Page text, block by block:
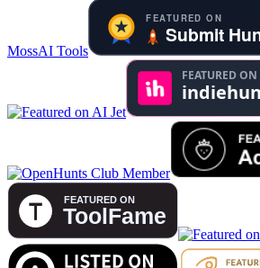
MossAI Tools